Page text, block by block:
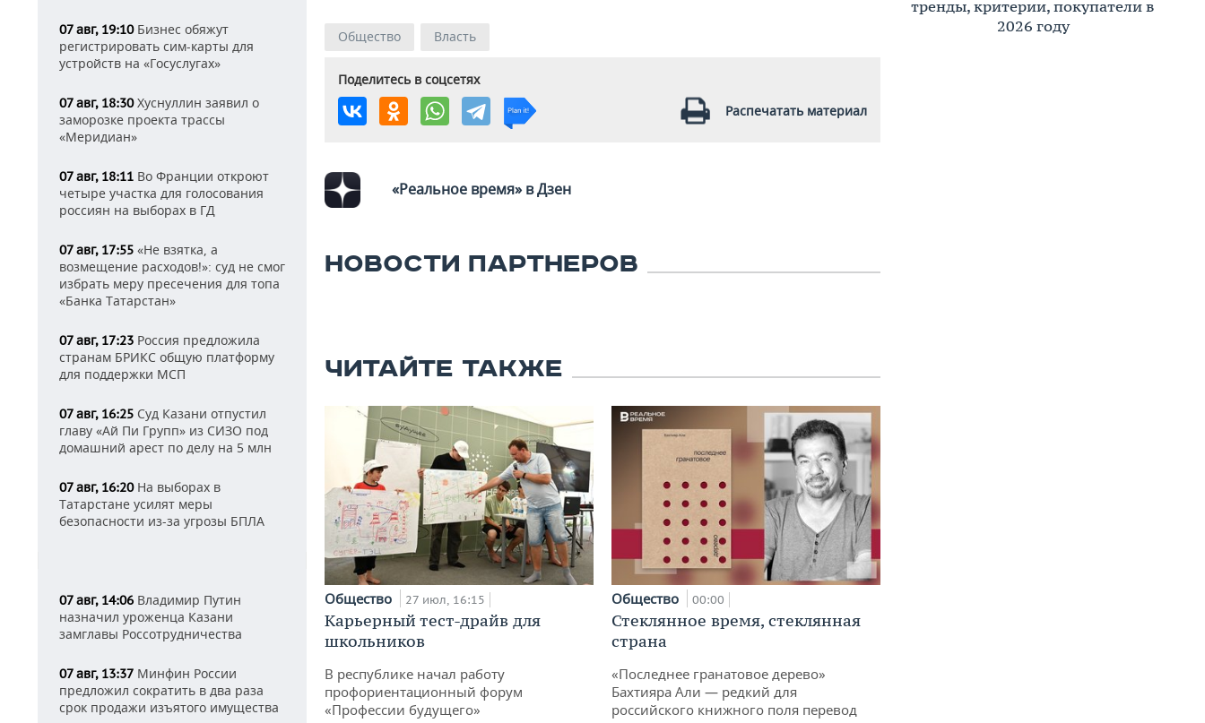
07 авг, 19:10Бизнес обяжут
регистрировать сим-карты для
устройств на «Госуслугах»
07 авг, 18:30Хуснуллин заявил о
заморозке проекта трассы
«Меридиан»
07 авг, 18:11 Во Франции откроют
четыре участка для голосования
россиян на выборах в ГД
07 авг, 17:55 «Не взятка, а
возмещение расходов!»: суд не смог
избрать меру пресечения для топа
«Банка Татарстан»
07 авг, 17:23 Россия предложила
странам БРИКС общую платформу
для поддержки МСП
07 авг, 16:25 Суд Казани отпустил
главу «Ай Пи Групп» из СИЗО под
домашний арест по делу на 5 млн
07 авг, 16:20На выборах в
Татарстане усилят меры
безопасности из-за угрозы БПЛА
07 авг, 14:06 Владимир Путин
назначил уроженца Казани
замглавы Россотрудничества
07 авг, 13:37 Минфин России
предложил сократить в два раза
срок продажи изъятого имущества
Общество Власть
Поделитесь в соцсетях
Распечатать материал
«Реальное время» в Дзен
НОВОСТИ ПАРТНЕРОВ
ЧИТАЙТЕ ТАКЖЕ
Общество 27 июл, 16:15
Карьерный тест-драйв для
школьников
В республике начал работу
профориентационный форум
«Профессии будущего»
Общество 00:00
Стеклянное время, стеклянная
страна
«Последнее гранатовое дерево»
Бахтияра Али — редкий для
российского книжного поля перевод
тренды, критерии, покупатели в
2026 году